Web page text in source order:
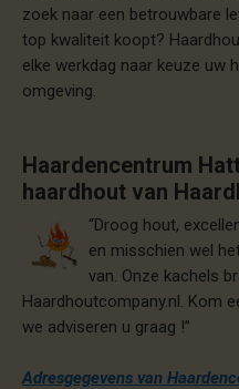
zoek naar een betrouwbare
top kwaliteit koopt?
elke werkdag naar keuze uw
omgeving.
Haardencentrum
haardhout van
“Droog hout,
en misschien wel
van. Onze kachels
Haardhoutcompany.nl. Kom
we adviseren u graag !”
Adresgegevens van